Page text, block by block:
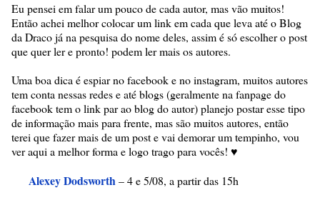
Eu pensei em falar um pouco de cada autor, mas vão muitos!
Então achei melhor colocar um link em cada que leva até o Blog
da Draco já na pesquisa do nome deles, assim é só escolher o post
que quer ler e pronto! podem ler mais os autores.
Uma boa dica é espiar no facebook e no instagram, muitos autores
tem conta nessas redes e até blogs (geralmente na fanpage do
facebook tem o link par ao blog do autor) planejo postar esse tipo
de informação mais para frente, mas são muitos autores, então
terei que fazer mais de um post e vai demorar um tempinho, vou
ver aqui a melhor forma e logo trago para vocês! ♥
Alexey Dodsworth– 4 e 5/08, a partir das 15h